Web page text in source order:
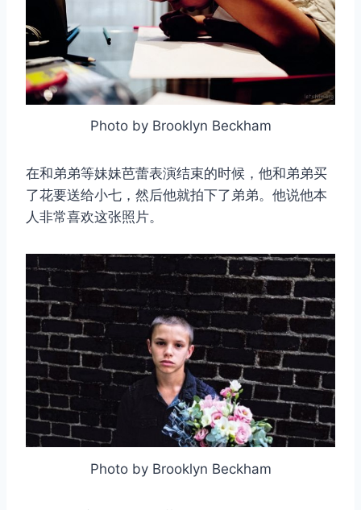
Photo by Brooklyn Beckham
在和弟弟等妹妹芭蕾表演结束的时候，他和弟弟买
了花要送给小七，然后他就拍下了弟弟。他说他本
人非常喜欢这张照片。
Photo by Brooklyn Beckham